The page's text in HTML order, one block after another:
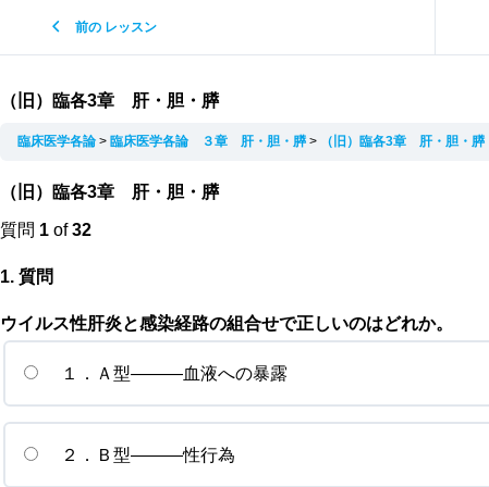
前の レッスン
（旧）臨各3章 肝・胆・膵
臨床医学各論 臨床医学各論 ３章 肝・胆・膵 （旧）臨各3章 肝・胆・膵
（旧）臨各3章 肝・胆・膵
質問 1 of32
1. 質問
ウイルス性肝炎と感染経路の組合せで正しいのはどれか。
１．Ａ型―――血液への暴露
２．Ｂ型―――性行為